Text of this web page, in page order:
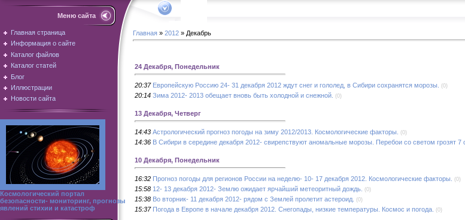
Меню сайта
Главная страница
Информация о сайте
Каталог файлов
Каталог статей
Блог
Иллюстрации
Новости сайта
Космологический портал
безопасности- мониторинг, прогнозы
явлений стихии и катастроф
Главная » 2012 » Декабрь
24 Декабря, Понедельник
20:37 Европейскую Россию 24- 31 декабря 2012 ждут снег и гололед, в Сибири сохранятся морозы. (0)
20:14 Зима 2012- 2013 обещает вновь быть холодной и снежной. (0)
13 Декабря, Четверг
14:43 Астрологический прогноз погоды на зиму 2012/2013. Космологические факторы. (0)
14:36 В Сибири в середине декабря 2012- свирепствуют аномальные морозы. Перебои со светом грозят
10 Декабря, Понедельник
16:32 Прогноз погоды для регионов России на неделю- 10- 17 декабря 2012. Космологические факторы. (0)
15:58 12- 13 декабря 2012- Землю ожидает ярчайший метеоритный дождь. (0)
15:38 Во вторник- 11 декабря 2012- рядом с Землей пролетит астероид. (0)
15:37 Погода в Европе в начале декабря 2012. Снегопады, низкие температуры. Космос и погода. (0)